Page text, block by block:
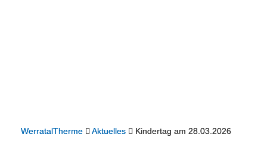
WerratalTherme Aktuelles Kindertag am 28.03.2026